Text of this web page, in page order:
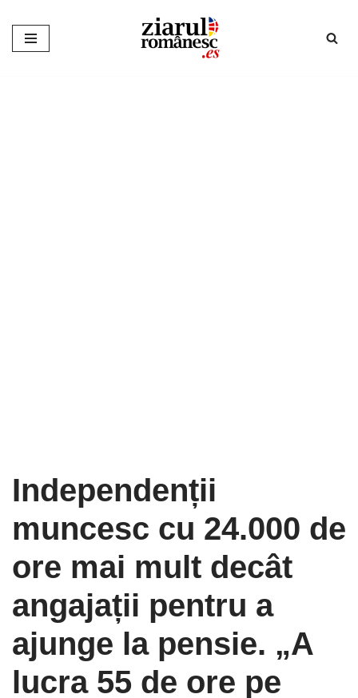
Sari
Independenții
muncesc cu 24.000 de
ore mai mult decât
angajații pentru a
ajunge la pensie. „A
lucra 55 de ore pe